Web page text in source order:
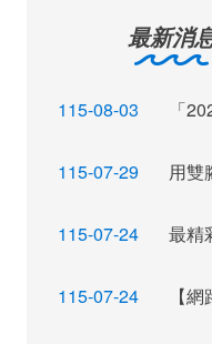
最新消
115-08-03
115-07-29
115-07-24
115-07-24